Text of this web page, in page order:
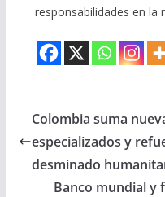
responsabilidades en la
Colombia suma
especializados y
desminado
Banco mundial y